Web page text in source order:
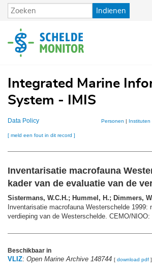
Overslaan
en
de
inhoud
Indienen
Integrated Marine
System - IMIS
Data Policy Personen | Instituten
[ meld een fout in dit record ]
Inventarisatie macrofauna
kader van de evaluatie van de
Sistermans, W.C.H.; Hummel, H.; Dimmers,
Inventarisatie macrofauna Westerschelde
verdieping van de Westerschelde. CEMO/NIOO:
Beschikbaar in
VLIZ: Open Marine Archive 148744 [ download pdf ]